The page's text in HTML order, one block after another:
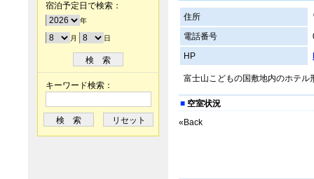
宿泊予定日で検索：
年
月 日
キーワード検索：
住所
電話番号
HP
富士山こどもの国敷地内のホテル
■ 空室状況
«Back